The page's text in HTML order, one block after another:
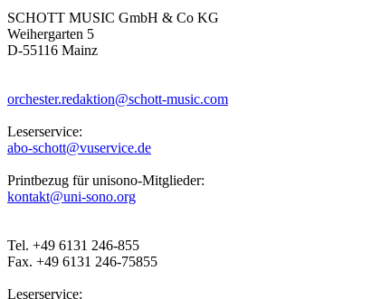
SCHOTT MUSIC GmbH & Co KG
Weihergarten 5
D-55116 Mainz
orchester.redaktion@schott-music.com
Leserservice:
abo-schott@vuservice.de
Printbezug für unisono-Mitglieder:
kontakt@uni-sono.org
Tel. +49 6131 246-855
Fax. +49 6131 246-75855
Leserservice: